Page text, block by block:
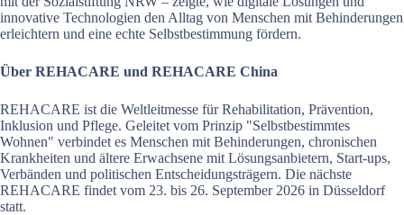
innovative Technologien den Alltag von Menschen mit Behinderungen
erleichtern und eine echte Selbstbestimmung fördern.
Über REHACARE und REHACARE China
REHACARE ist die Weltleitmesse für Rehabilitation, Prävention,
Inklusion und Pflege. Geleitet vom Prinzip "Selbstbestimmtes
Wohnen" verbindet es Menschen mit Behinderungen, chronischen
Krankheiten und ältere Erwachsene mit Lösungsanbietern, Start-ups,
Verbänden und politischen Entscheidungsträgern. Die nächste
REHACARE findet vom 23. bis 26. September 2026 in Düsseldorf
statt.